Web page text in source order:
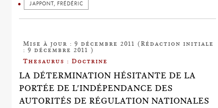
JAPPONT, FRÉDÉRIC
Mise à jour : 9 décembre 2011 (Rédaction initiale
: 9 décembre 2011 )
Thesaurus : Doctrine
LA DÉTERMINATION HÉSITANTE DE LA
PORTÉE DE L'INDÉPENDANCE DES
AUTORITÉS DE RÉGULATION NATIONALES